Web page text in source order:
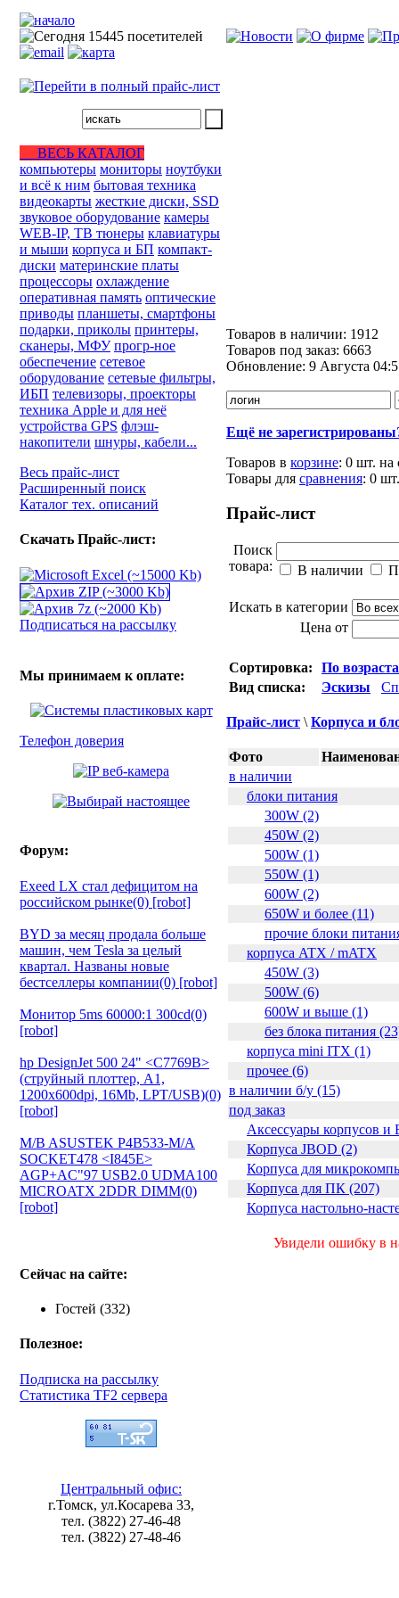
ВЕСЬ КАТАЛОГ
компьютеры мониторы ноутбуки
и всё к ним бытовая техника
видеокарты жесткие диски, SSD
звуковое оборудование камеры
WEB-IP, ТВ тюнеры клавиатуры
и мыши корпуса и БП компакт-
диски материнские платы
процессоры охлаждение
оперативная память оптические
приводы планшеты, смартфоны
подарки, приколы принтеры,
сканеры, МФУ прогр-ное
обеспечение сетевое
оборудование сетевые фильтры,
ИБП телевизоры, проекторы
техника Apple и для неё
устройства GPS флэш-
накопители шнуры, кабели...
Весь прайс-лист
Расширенный поиск
Каталог тех. описаний
Скачать Прайс-лист:
Подписаться на рассылку
Мы принимаем к оплате:
Телефон доверия
Форум:
Exeed LX стал дефицитом на
российском рынке(0) [robot]
BYD за месяц продала больше
машин, чем Tesla за целый
квартал. Названы новые
бестселлеры компании(0) [robot]
Монитор 5ms 60000:1 300cd(0)
[robot]
hp DesignJet 500 24" <C7769B>
(струйный плоттер, A1,
1200х600dpi, 16Mb, LPT/USB)(0)
[robot]
M/B ASUSTEK P4B533-M/A
SOCKET478 <I845E>
AGP+AC"97 USB2.0 UDMA100
MICROATX 2DDR DIMM(0)
[robot]
Сейчас на сайте:
Гостей (332)
Полезное:
Подписка на рассылку
Статистика TF2 сервера
Центральный офис:
г.Томск, ул.Косарева 33,
тел. (3822) 27-46-48
тел. (3822) 27-48-46
Товаров в наличии: 1912
Товаров под заказ: 6663
Обновление: 9 Августа
Ещё не
Товаров в корзине: 0 шт. на
Товары для сравнения: 0 шт.
Прайс-лист
Поиск
товара:
В наличии
Искать в категории
Цена от
Сортировка:
По
Вид списка:
Эскизы
Прайс-лист \Корпуса и
Фото
в наличии
блоки питания
300W (2)
450W (2)
500W (1)
550W (1)
600W (2)
650W и более (11)
прочие блоки
корпуса ATX / mATX
450W (3)
500W (6)
600W и выше (1)
без блока питания
корпуса mini ITX (1)
прочее (6)
в наличии б/у (15)
под заказ
Аксессуары корпусов и
Корпуса JBOD (2)
Корпуса для
Корпуса для ПК (207)
Корпуса настольно-
Увидели ошибку в